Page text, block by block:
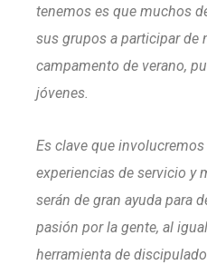
tenemos es que muchos
sus grupos a participar de
campamento de verano,
jóvenes.
Es clave que
experiencias de servicio y
serán de gran ayuda para
pasión por la gente, al
herramienta de